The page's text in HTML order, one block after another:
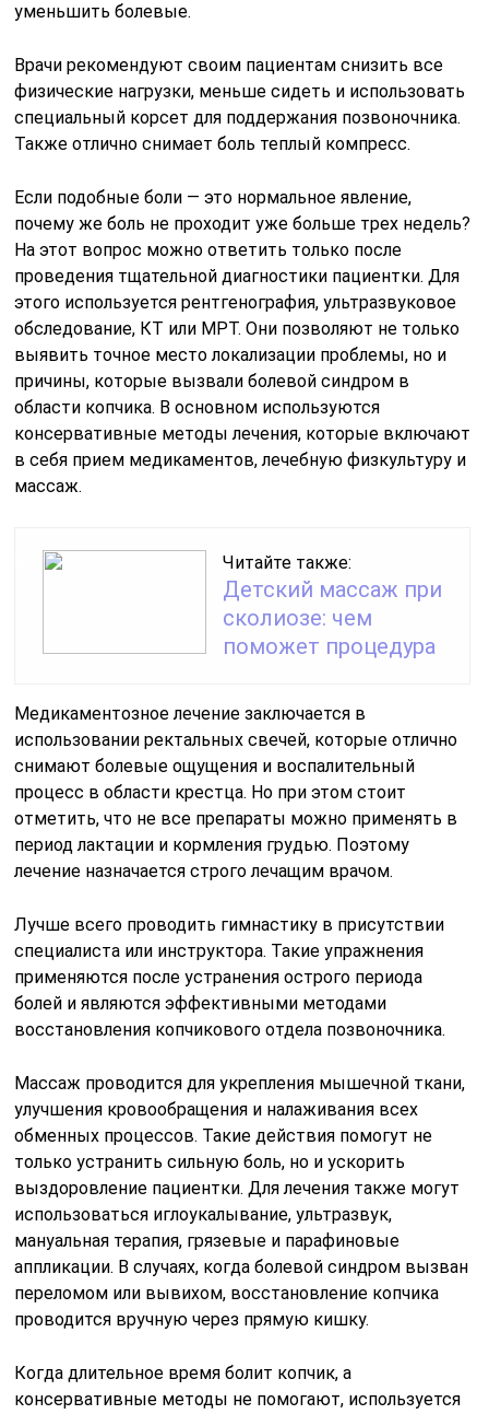
уменьшить болевые.
Врачи рекомендуют своим пациентам снизить все
физические нагрузки, меньше сидеть и использовать
специальный корсет для поддержания позвоночника.
Также отлично снимает боль теплый компресс.
Если подобные боли — это нормальное явление,
почему же боль не проходит уже больше трех недель?
На этот вопрос можно ответить только после
проведения тщательной диагностики пациентки. Для
этого используется рентгенография, ультразвуковое
обследование, КТ или МРТ. Они позволяют не только
выявить точное место локализации проблемы, но и
причины, которые вызвали болевой синдром в
области копчика. В основном используются
консервативные методы лечения, которые включают
в себя прием медикаментов, лечебную физкультуру и
массаж.
Читайте также:
Детский массаж при
сколиозе: чем
поможет процедура
Медикаментозное лечение заключается в
использовании ректальных свечей, которые отлично
снимают болевые ощущения и воспалительный
процесс в области крестца. Но при этом стоит
отметить, что не все препараты можно применять в
период лактации и кормления грудью. Поэтому
лечение назначается строго лечащим врачом.
Лучше всего проводить гимнастику в присутствии
специалиста или инструктора. Такие упражнения
применяются после устранения острого периода
болей и являются эффективными методами
восстановления копчикового отдела позвоночника.
Массаж проводится для укрепления мышечной ткани,
улучшения кровообращения и налаживания всех
обменных процессов. Такие действия помогут не
только устранить сильную боль, но и ускорить
выздоровление пациентки. Для лечения также могут
использоваться иглоукалывание, ультразвук,
мануальная терапия, грязевые и парафиновые
аппликации. В случаях, когда болевой синдром вызван
переломом или вывихом, восстановление копчика
проводится вручную через прямую кишку.
Когда длительное время болит копчик, а
консервативные методы не помогают, используется